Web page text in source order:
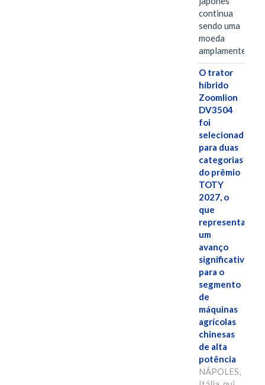
continua
sendo uma
moeda
amplamente…
O trator
híbrido
Zoomlion
DV3504
foi
selecionado
para duas
categorias
do prêmio
TOTY
2027, o
que
representa
um
avanço
significativo
para o
segmento
de
máquinas
agrícolas
chinesas
de alta
potência
NÁPOLES,